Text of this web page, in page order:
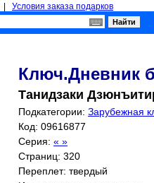
Условия заказа подарков
Ключ.Дневник
Танидзаки
Подкатегории: Зарубежная
Код: 09616877
Серия: « »
Страниц: 320
Переплет: твердый